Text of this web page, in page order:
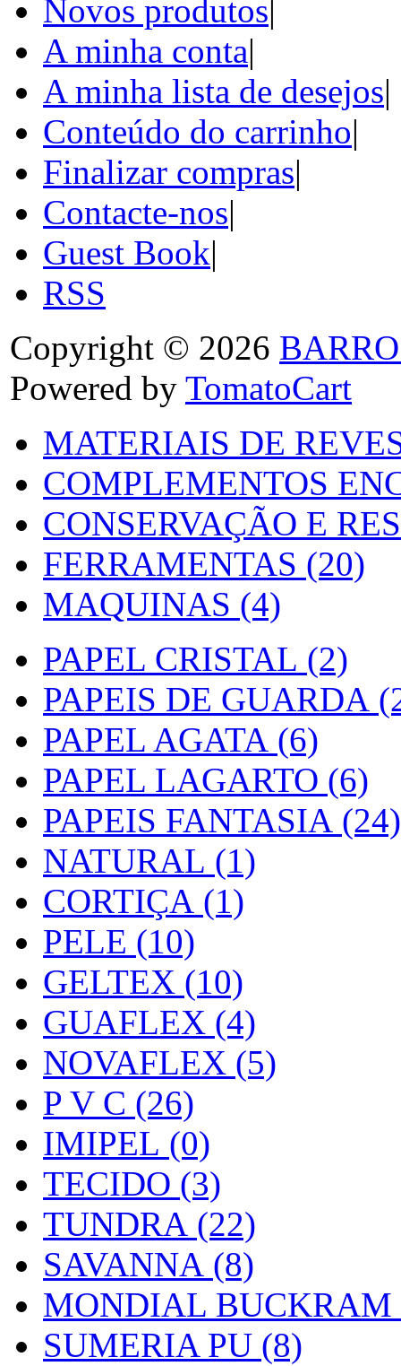
Novos produtos
A minha conta|
A minha lista de desejos|
Conteúdo do carrinho|
Finalizar compras|
Contacte-nos|
Guest Book|
RSS
Copyright © 2026
Powered by TomatoCart
MATERIAIS DE
COMPLEMENTOS
CONSERVAÇÃO E
FERRAMENTAS (20)
MAQUINAS (4)
PAPEL CRISTAL (2)
PAPEIS DE GUARDA
PAPEL AGATA (6)
PAPEL LAGARTO (6)
PAPEIS FANTASIA (24)
NATURAL (1)
CORTIÇA (1)
PELE (10)
GELTEX (10)
GUAFLEX (4)
NOVAFLEX (5)
P V C (26)
IMIPEL (0)
TECIDO (3)
TUNDRA (22)
SAVANNA (8)
MONDIAL BUCKRAM
SUMERIA PU (8)